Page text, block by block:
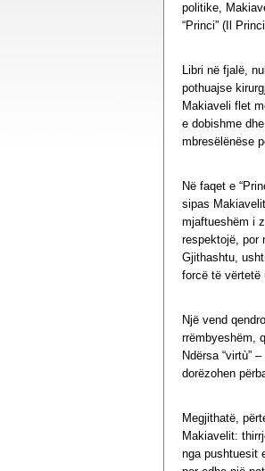
politike,
“Princi” (Il
Libri në fjalë,
pothuajse
Makiaveli flet
e dobishme
mbresëlënëse
Në faqet e
sipas
mjaftueshëm i
respektojë, por
Gjithashtu,
forcë të vërtetë
Një vend
rrëmbyeshëm,
Ndërsa “virtù”
dorëzohen
Megjithatë,
Makiavelit:
nga pushtuesit